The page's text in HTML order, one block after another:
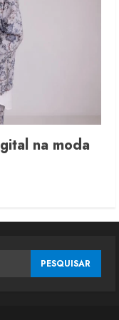
na moda